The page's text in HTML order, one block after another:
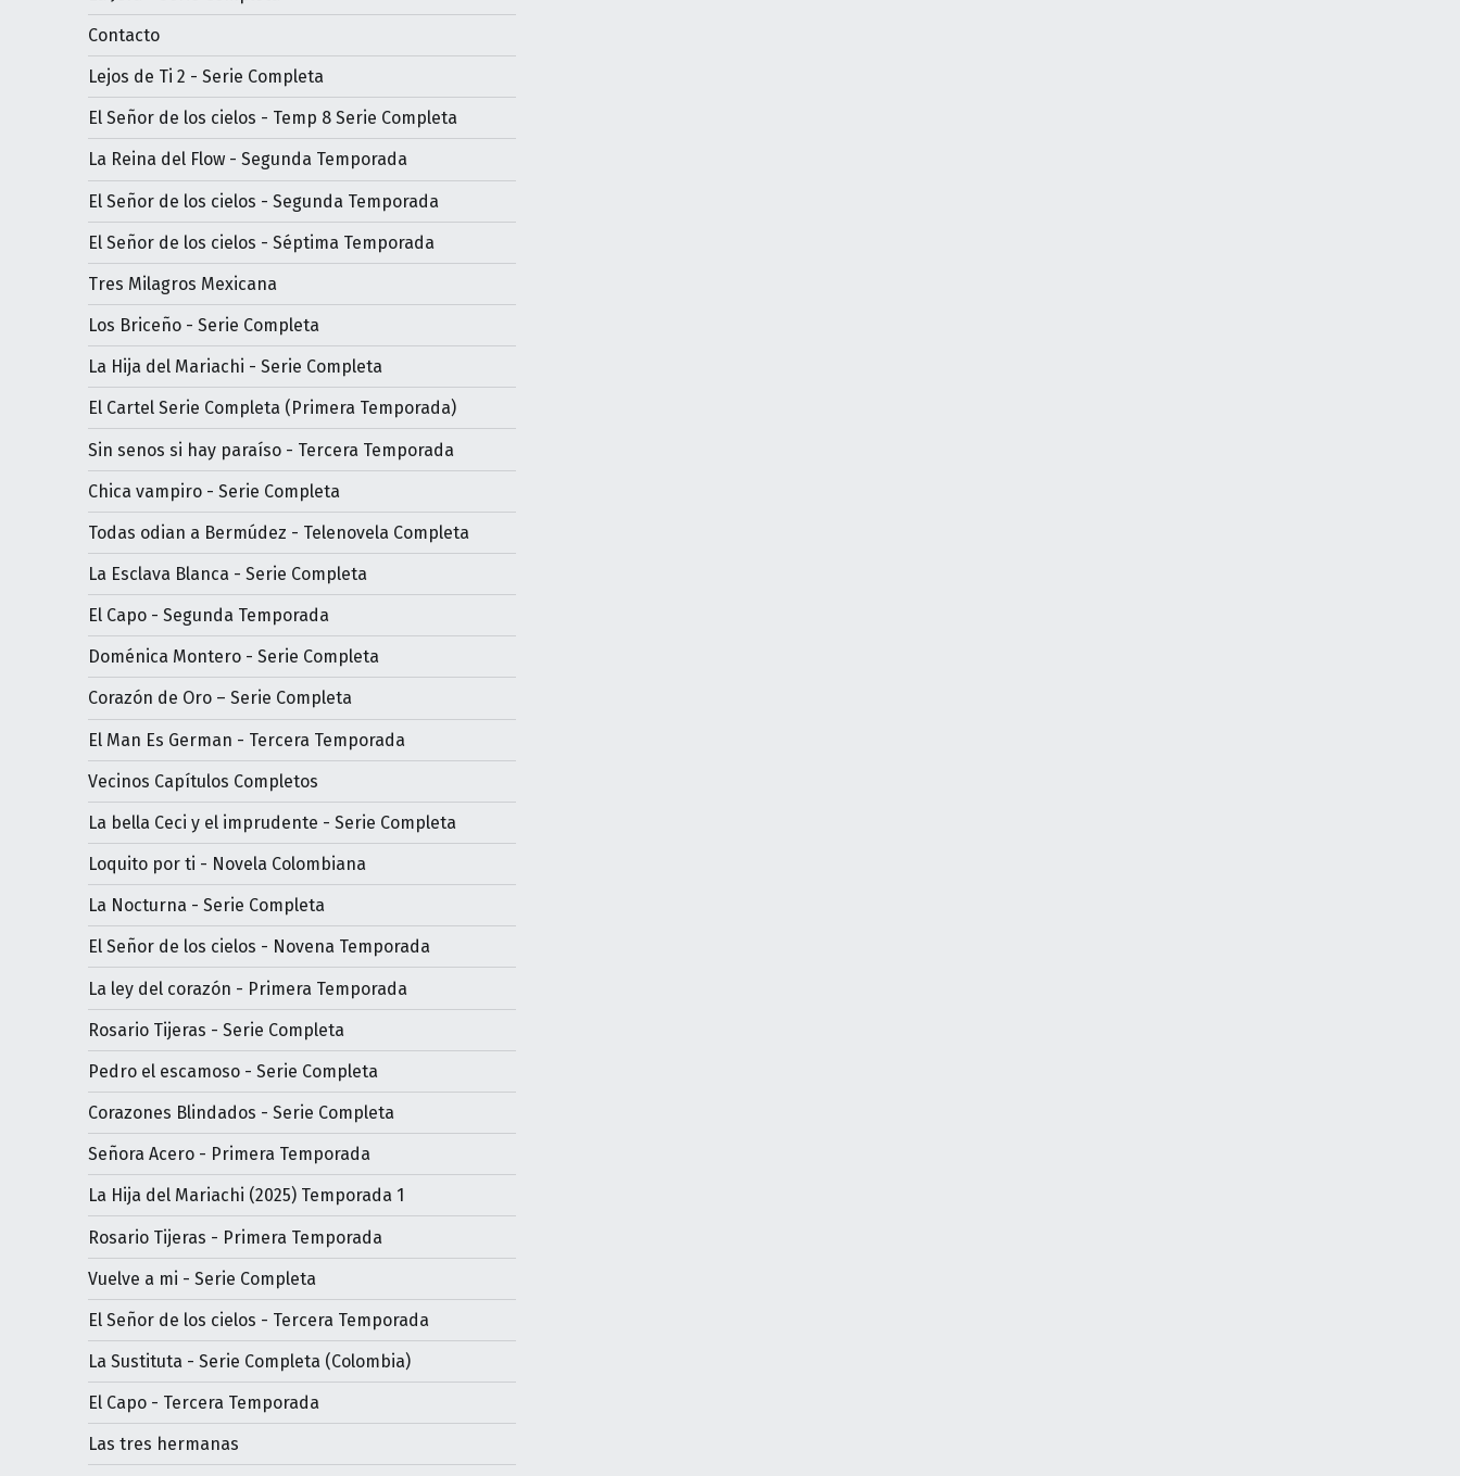
Contacto
Lejos de Ti 2 - Serie Completa
El Señor de los cielos - Temp 8 Serie Completa
La Reina del Flow - Segunda Temporada
El Señor de los cielos - Segunda Temporada
El Señor de los cielos - Séptima Temporada
Tres Milagros Mexicana
Los Briceño - Serie Completa
La Hija del Mariachi - Serie Completa
El Cartel Serie Completa (Primera Temporada)
Sin senos si hay paraíso - Tercera Temporada
Chica vampiro - Serie Completa
Todas odian a Bermúdez - Telenovela Completa
La Esclava Blanca - Serie Completa
El Capo - Segunda Temporada
Doménica Montero - Serie Completa
Corazón de Oro – Serie Completa
El Man Es German - Tercera Temporada
Vecinos Capítulos Completos
La bella Ceci y el imprudente - Serie Completa
Loquito por ti - Novela Colombiana
La Nocturna - Serie Completa
El Señor de los cielos - Novena Temporada
La ley del corazón - Primera Temporada
Rosario Tijeras - Serie Completa
Pedro el escamoso - Serie Completa
Corazones Blindados - Serie Completa
Señora Acero - Primera Temporada
La Hija del Mariachi (2025) Temporada 1
Rosario Tijeras - Primera Temporada
Vuelve a mi - Serie Completa
El Señor de los cielos - Tercera Temporada
La Sustituta - Serie Completa (Colombia)
El Capo - Tercera Temporada
Las tres hermanas